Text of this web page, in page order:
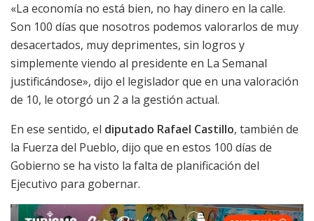
«La economía no está bien, no hay dinero en la calle.
Son 100 días que nosotros podemos valorarlos de muy
desacertados, muy deprimentes, sin logros y
simplemente viendo al presidente en La Semanal
justificándose», dijo el legislador que en una valoración
de 10, le otorgó un 2 a la gestión actual.
En ese sentido, el diputado Rafael Castillo, también de
la Fuerza del Pueblo, dijo que en estos 100 días de
Gobierno se ha visto la falta de planificación del
Ejecutivo para gobernar.